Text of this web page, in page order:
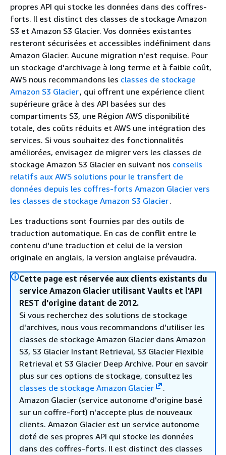
propres API qui stocke les données dans des coffres-
forts. Il est distinct des classes de stockage Amazon
S3 et Amazon S3 Glacier. Vos données existantes
resteront sécurisées et accessibles indéfiniment dans
Amazon Glacier. Aucune migration n'est requise. Pour
un stockage d'archivage à long terme et à faible coût,
AWS nous recommandons les classes de stockage
Amazon S3 Glacier, qui offrent une expérience client
supérieure grâce à des API basées sur des
compartiments S3, une Région AWS disponibilité
totale, des coûts réduits et AWS une intégration des
services. Si vous souhaitez des fonctionnalités
améliorées, envisagez de migrer vers les classes de
stockage Amazon S3 Glacier en suivant nos conseils
relatifs aux AWS solutions pour le transfert de
données depuis les coffres-forts Amazon Glacier vers
les classes de stockage Amazon S3 Glacier.
Les traductions sont fournies par des outils de
traduction automatique. En cas de conflit entre le
contenu d'une traduction et celui de la version
originale en anglais, la version anglaise prévaudra.
Cette page est réservée aux clients existants du
service Amazon Glacier utilisant Vaults et l'API
REST d'origine datant de 2012.
Si vous recherchez des solutions de stockage
d'archives, nous vous recommandons d'utiliser les
classes de stockage Amazon Glacier dans Amazon
S3, S3 Glacier Instant Retrieval, S3 Glacier Flexible
Retrieval et S3 Glacier Deep Archive. Pour en savoir
plus sur ces options de stockage, consultez les
classes de stockage Amazon Glacier
.
Amazon Glacier (service autonome d'origine basé
sur un coffre-fort) n'accepte plus de nouveaux
clients. Amazon Glacier est un service autonome
doté de ses propres API qui stocke les données
dans des coffres-forts. Il est distinct des classes